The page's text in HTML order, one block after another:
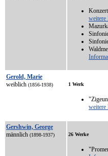
weitere
Gerold, Marie
weiblich (1856-1938) 1 Werk
weitere
Gershwin, George
männlich (1898-1937) 26 Werke